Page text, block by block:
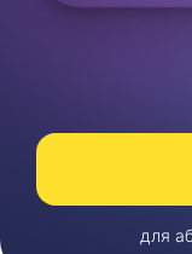
для